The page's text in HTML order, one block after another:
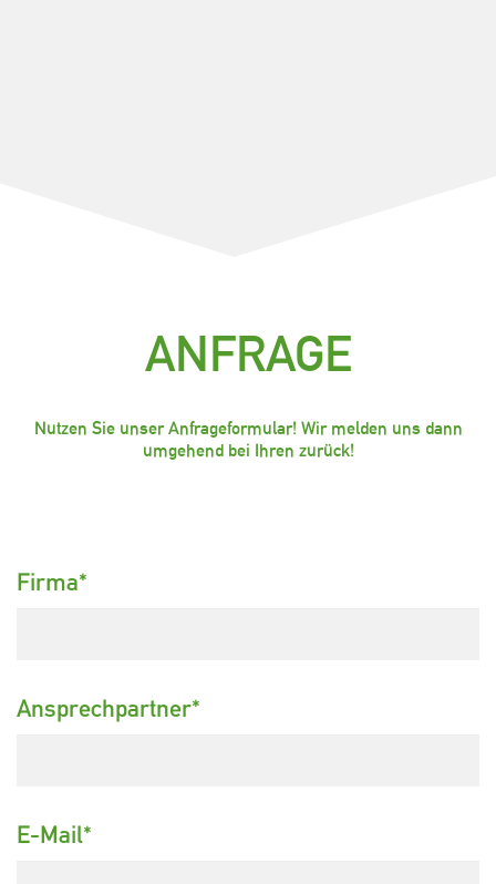
ANFRAGE
Nutzen Sie unser Anfrageformular! Wir melden uns dann
umgehend bei Ihren zurück!
Firma*
Ansprechpartner*
E-Mail*